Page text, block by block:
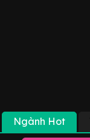
Ngành Hot